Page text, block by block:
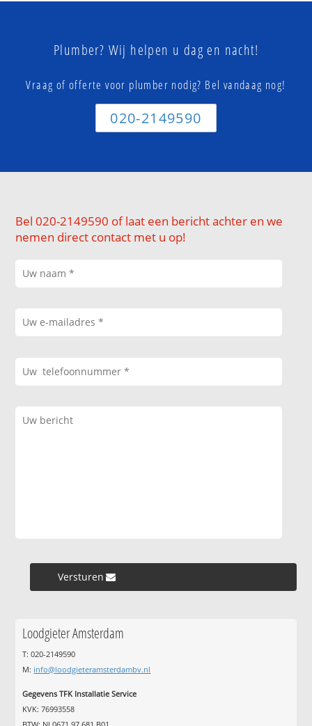
Plumber? Wij helpen u dag en nacht!
Vraag of offerte voor plumber nodig? Bel vandaag nog!
020-2149590
Bel 020-2149590 of laat een bericht achter en we
nemen direct contact met u op!
Versturen »
Loodgieter Amsterdam
T: 020-2149590
M: info@loodgieteramsterdambv.nl
Gegevens TFK Installatie Service
KVK: 76993558